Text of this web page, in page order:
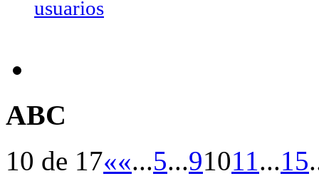
usuarios
ABC
10 de 17««...5...91011...15